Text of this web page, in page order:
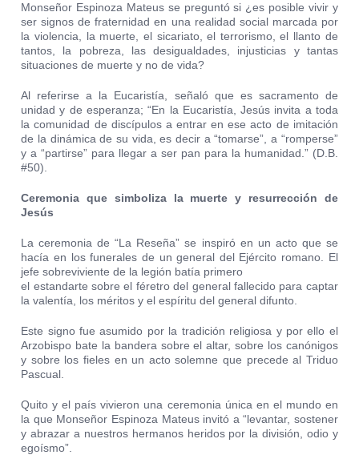
Monseñor Espinoza Mateus se preguntó si ¿es posible vivir y
ser signos de fraternidad en una realidad social marcada por
la violencia, la muerte, el sicariato, el terrorismo, el llanto de
tantos, la pobreza, las desigualdades, injusticias y tantas
situaciones de muerte y no de vida?
Al referirse a la Eucaristía, señaló que es sacramento de
unidad y de esperanza; “En la Eucaristía, Jesús invita a toda
la comunidad de discípulos a entrar en ese acto de imitación
de la dinámica de su vida, es decir a “tomarse”, a “romperse”
y a “partirse” para llegar a ser pan para la humanidad.” (D.B.
#50).
Ceremonia que simboliza la muerte y resurrección de
Jesús
La ceremonia de “La Reseña” se inspiró en un acto que se
hacía en los funerales de un general del Ejército romano. El
jefe sobreviviente de la legión batía primero
el estandarte sobre el féretro del general fallecido para captar
la valentía, los méritos y el espíritu del general difunto.
Este signo fue asumido por la tradición religiosa y por ello el
Arzobispo bate la bandera sobre el altar, sobre los canónigos
y sobre los fieles en un acto solemne que precede al Triduo
Pascual.
Quito y el país vivieron una ceremonia única en el mundo en
la que Monseñor Espinoza Mateus invitó a “levantar, sostener
y abrazar a nuestros hermanos heridos por la división, odio y
egoísmo”.